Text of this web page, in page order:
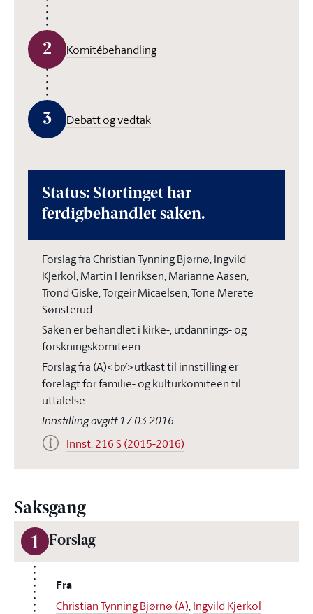
2 Komitébehandling
3 Debatt og vedtak
Status: Stortinget har
ferdigbehandlet saken.
Forslag fra Christian Tynning Bjørnø, Ingvild
Kjerkol, Martin Henriksen, Marianne Aasen,
Trond Giske, Torgeir Micaelsen, Tone Merete
Sønsterud
Saken er behandlet i kirke-, utdannings- og
forskningskomiteen
Forslag fra (A)<br/>utkast til innstilling er
forelagt for familie- og kulturkomiteen til
uttalelse
Innstilling avgitt 17.03.2016
Innst. 216 S (2015-2016)
Saksgang
1 Forslag
Fra
Christian Tynning Bjørnø (A),Ingvild Kjerkol